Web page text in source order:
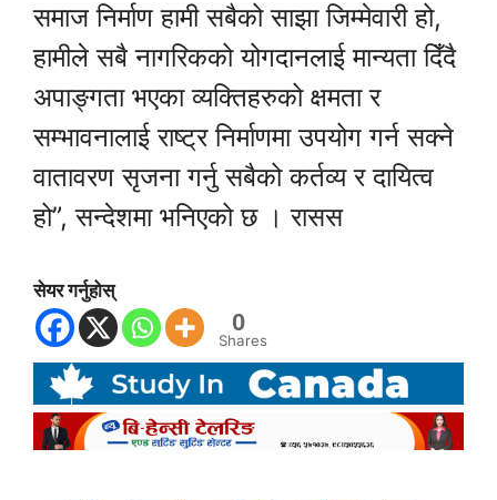
समाज निर्माण हामी सबैको साझा जिम्मेवारी हो,
हामीले सबै नागरिकको योगदानलाई मान्यता दिँदै
अपाङ्गता भएका व्यक्तिहरुको क्षमता र
सम्भावनालाई राष्ट्र निर्माणमा उपयोग गर्न सक्ने
वातावरण सृजना गर्नु सबैको कर्तव्य र दायित्व
हो”, सन्देशमा भनिएको छ । रासस
सेयर गर्नुहोस्
0
Shares